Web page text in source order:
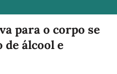
para o corpo se
álcool e